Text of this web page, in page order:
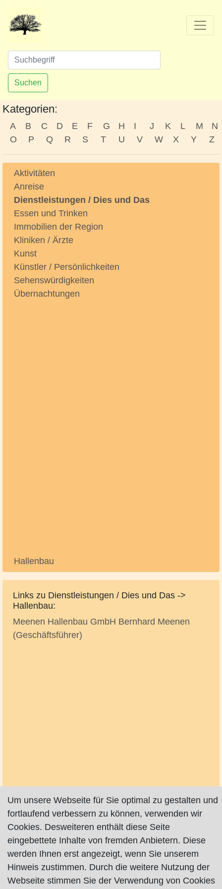
Suchen
Kategorien:
A B C D E F G H I J K L M
N
O
P Q R S T U V W X Y Z
Aktivitäten
Anreise
Dienstleistungen / Dies und Das
Essen und Trinken
Immobilien der Region
Kliniken / Ärzte
Kunst
Künstler / Persönlichkeiten
Sehenswürdigkeiten
Übernachtungen
Hallenbau
Links zu Dienstleistungen / Dies und Das ->
Hallenbau:
Meenen Hallenbau GmbH Bernhard Meenen
(Geschäftsführer)
Um unsere Webseite für Sie optimal zu gestalten und
fortlaufend verbessern zu können, verwenden wir
Cookies. Desweiteren enthält diese Seite
eingebettete Inhalte von fremden Anbietern. Diese
werden Ihnen erst angezeigt, wenn Sie unserem
Hinweis zustimmen. Durch die weitere Nutzung der
Webseite stimmen Sie der Verwendung von Cookies